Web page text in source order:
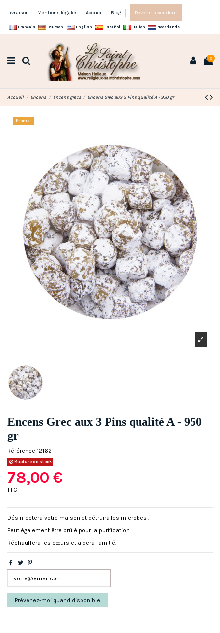
Livraison Mentions légales Accueil Blog Devenir revendeur
Français Deutsch English Español Italien Nederlands
0
Accueil Encens Encens grecs Encens Grec aux 3 Pins qualité A - 950 gr
Promo !
Encens Grec aux 3 Pins qualité A - 950
gr
Référence 12162
Rupture de stock
78,00 €
TTC
Désinfectera votre maison et détruira les microbes .
Peut également être brûlé pour la purification
Réchauffera les cœurs et aidera l'amitié.